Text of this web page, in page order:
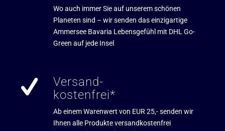
Wo auch immer Sie auf unserem schönen
Planeten sind – wir senden das einzigartige
Ammersee Bavaria Lebensgefühl mit DHL Go-
Green auf jede Insel
Versand-
kostenfrei*
Ab einem Warenwert von EUR 25,- senden wir
Ihnen alle Produkte versandkostenfrei